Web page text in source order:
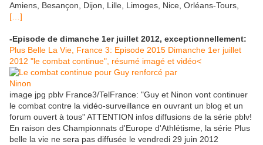
Amiens, Besançon, Dijon, Lille, Limoges, Nice, Orléans-Tours,
[…]
-Episode de dimanche 1er juillet 2012, exceptionnellement:
Plus Belle La Vie, France 3: Episode 2015 Dimanche 1er juillet
2012 "le combat continue", résumé imagé et vidéo<
image jpg pblv France3/TelFrance: "Guy et Ninon vont continuer
le combat contre la vidéo-surveillance en ouvrant un blog et un
forum ouvert à tous" ATTENTION infos diffusions de la série pblv!
En raison des Championnats d'Europe d'Athlétisme, la série Plus
belle la vie ne sera pas diffusée le vendredi 29 juin 2012